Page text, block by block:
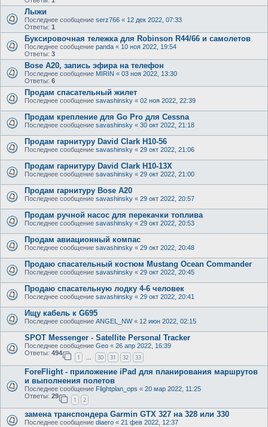
Лыжи
Последнее сообщение serz766 « 12 дек 2022, 07:33
Ответы: 1
Буксировочная тележка для Robinson R44/66 и самолетов
Последнее сообщение panda « 10 ноя 2022, 19:54
Ответы: 3
Bose А20, запись эфира на телефон
Последнее сообщение MIRIN « 03 ноя 2022, 13:30
Ответы: 6
Продам спасательный жилет
Последнее сообщение savashinsky « 02 ноя 2022, 22:39
Продам крепление для Go Pro для Cessna
Последнее сообщение savashinsky « 30 окт 2022, 21:18
Продам гарнитуру David Clark H10-56
Последнее сообщение savashinsky « 29 окт 2022, 21:06
Продам гарнитуру David Clark H10-13X
Последнее сообщение savashinsky « 29 окт 2022, 21:00
Продам гарнитуру Bose A20
Последнее сообщение savashinsky « 29 окт 2022, 20:57
Продам ручной насос для перекачки топлива
Последнее сообщение savashinsky « 29 окт 2022, 20:53
Продам авиационный компас
Последнее сообщение savashinsky « 29 окт 2022, 20:48
Продаю спасательный костюм Mustang Ocean Commander
Последнее сообщение savashinsky « 29 окт 2022, 20:45
Продаю спасательную лодку 4-6 человек
Последнее сообщение savashinsky « 29 окт 2022, 20:41
Ищу кабель к G695
Последнее сообщение ANGEL_NW« 12 июн 2022, 02:15
SPOT Messenger - Satellite Personal Tracker
Последнее сообщение Geo « 26 апр 2022, 16:39
Ответы: 494
1 … 30 31 32 33
ForeFlight - приложение iPad для планирования маршрутов
и выполнения полетов
Последнее сообщение Flightplan_ops « 20 мар 2022, 11:25
Ответы: 29
1 2
замена транспондера Garmin GTX 327 на 328 или 330
Последнее сообщение diaero « 21 фев 2022, 12:37